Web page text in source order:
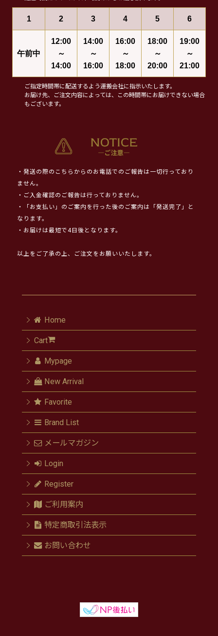
1 2 3 4 5 6
午前中
12:00
～
14:00
14:00
～
16:00
16:00
～
18:00
18:00
～
20:00
19:00
～
21:00
ご指定時間帯に配送するよう運搬会社に指示いたします。
お届け先、ご注文内容によっては、この時間帯にお届けできない場合
もございます。
・発送の際のこちらからのお電話でのご報告は一切行っており
ません。
・ご入金確認のご報告は行っておりません。
・「お支払い」のご案内を行った後のご案内は「発送完了」と
なります。
・お届けは最短で4日後となります。
以上をご了承の上、ご注文をお願いいたします。
Home
Cart
Mypage
New Arrival
Favorite
Brand List
メールマガジン
Login
Register
ご利用案内
特定商取引法表示
お問い合わせ